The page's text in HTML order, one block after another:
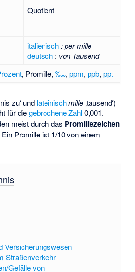
Quotient
italienisch :per mille
deutsch : von Tausend
, Promille,‱,ppm,ppb,ppt
zu‘ und lateinisch mille ‚tausend‘)
für diegebrochene Zahl0,001.
meist durch das Promillezeichen
Promille ist 1/10 von einem
Versicherungswesen
Straßenverkehr
Gefälle von